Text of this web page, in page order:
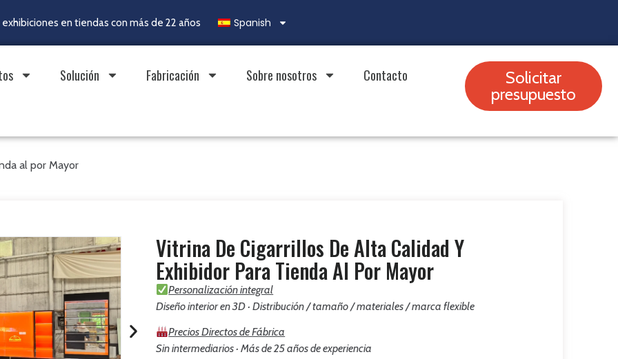
en tiendas con más de 22 años Spanish
Solución Fabricación Sobre nosotros Contacto
Solicitar
presupuesto
al por Mayor
Vitrina De Cigarrillos De Alta Calidad Y
Exhibidor Para Tienda Al Por Mayor
Personalización integral
Diseño interior en 3D · Distribución / tamaño / materiales / marca flexible
Precios Directos de Fábrica
Sin intermediarios · Más de 25 años de experiencia